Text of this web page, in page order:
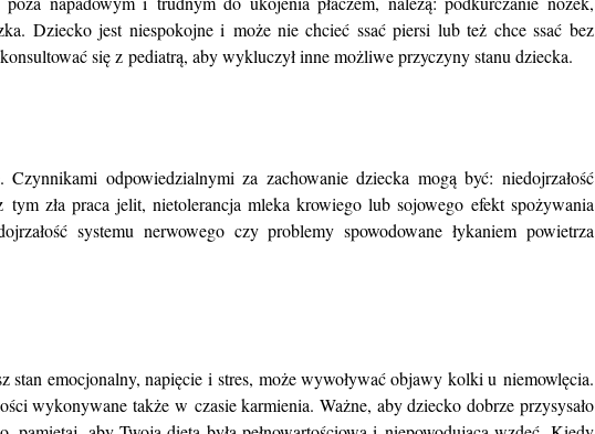
Dziecko jest niespokojne i może nie chcieć ssać piersi lub też chce ssać bez
się z pediatrą, aby wykluczył inne możliwe przyczyny stanu dziecka.
odpowiedzialnymi za zachowanie dziecka mogą być: niedojrzałość
zła praca jelit, nietolerancja mleka krowiego lub sojowego efekt spożywania
systemu nerwowego czy problemy spowodowane łykaniem powietrza
stan emocjonalny, napięcie i stres, może wywoływać objawy kolki u niemowlęcia.
wykonywane także w czasie karmienia. Ważne, aby dziecko dobrze przysysało